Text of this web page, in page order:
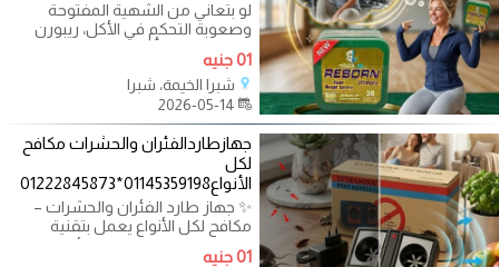
لو بتعاني من الشهية المفتوحة
وصعوبة التحكم في الأكل، ريبورن
هيساعدك تبدأي رحلة خسارة الوزن
بثقة
01 جنيه
شبرا الخيمة، شبرا
جهازطاردالفئران والحشرات مكافح
لكل
الأنواع01145359198*01222845873
✨ جهاز طارد الفئران والحشرات –
مكافح لكل الأنواع يعمل بتقنية
الموجات الصوتية لطرد الفئران
01 جنيه